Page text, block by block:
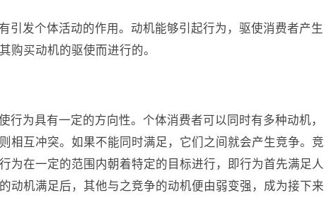
引发个体活动的作用。动机能够引起行为，驱使消费者产生
购买动机的驱使而进行的。
行为具有一定的方向性。个体消费者可以同时有多种动机，
相互冲突。如果不能同时满足，它们之间就会产生竞争。竞
为在一定的范围内朝着特定的目标进行，即行为首先满足人
动机满足后，其他与之竞争的动机便由弱变强，成为接下来